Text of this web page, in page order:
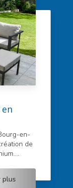
en-
de
plus